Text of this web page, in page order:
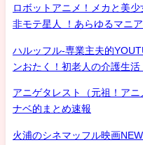
ロボットアニメ！メカと美
非モテ星人 ！あらゆるマニ
ハルッフル-専業主夫的
ンおたく！初老人の介護生
アニゲタレスト（元祖！ア
ナベ的まとめ速報
火浦のシネマッフル映画